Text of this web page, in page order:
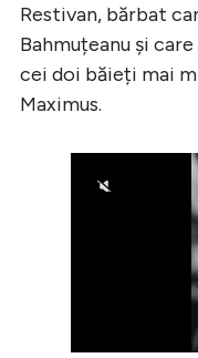
Restivan, bărbat
Bahmuțeanu și
cei doi băieți mai
Maximus.